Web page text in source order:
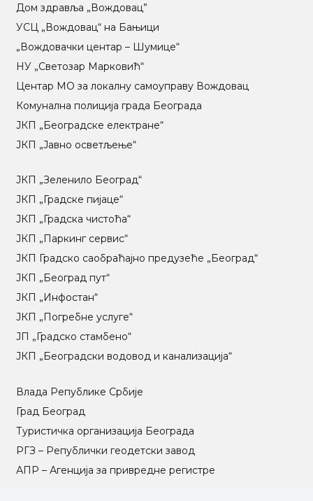
Дом здравља „Вождовац”
УСЦ „Вождовац“ на Бањици
„Вождовачки центар – Шумице“
НУ „Светозар Марковић“
Центар МO за локалну самоуправу Вождовац
Комунална полиција града Београда
ЈКП „Београдске електране“
ЈКП „Јавно осветљење“
ЈКП „Зеленило Београд“
ЈКП „Градске пијаце“
ЈКП „Градска чистоћа“
ЈКП „Паркинг сервис“
ЈКП Градско саобраћајно предузеће „Београд“
ЈКП „Београд пут“
ЈКП „Инфостан“
ЈКП „Погребне услуге“
ЈП „Градско стамбено“
ЈКП „Београдски водовод и канализација“
Влада Републике Србије
Град Београд
Туристичка организација Београда
РГЗ – Републички геодетски завод
АПР – Агенција за привредне регистре